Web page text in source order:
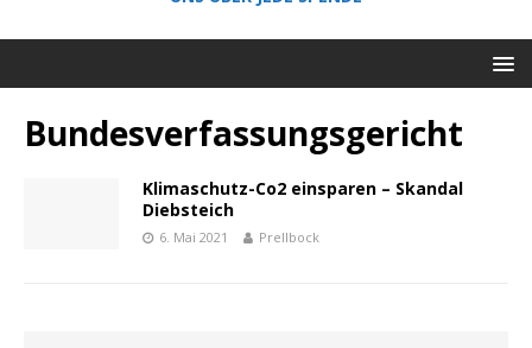
Bundesverfassungsgericht
Klimaschutz-Co2 einsparen – Skandal
Diebsteich
6. Mai 2021 Prellbock